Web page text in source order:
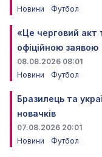
Новини
Футбол
«Це черговий акт
офіційною заявою
08.08.2026 08:01
Новини
Футбол
Бразилець та
новачків
07.08.2026 20:01
Новини
Футбол